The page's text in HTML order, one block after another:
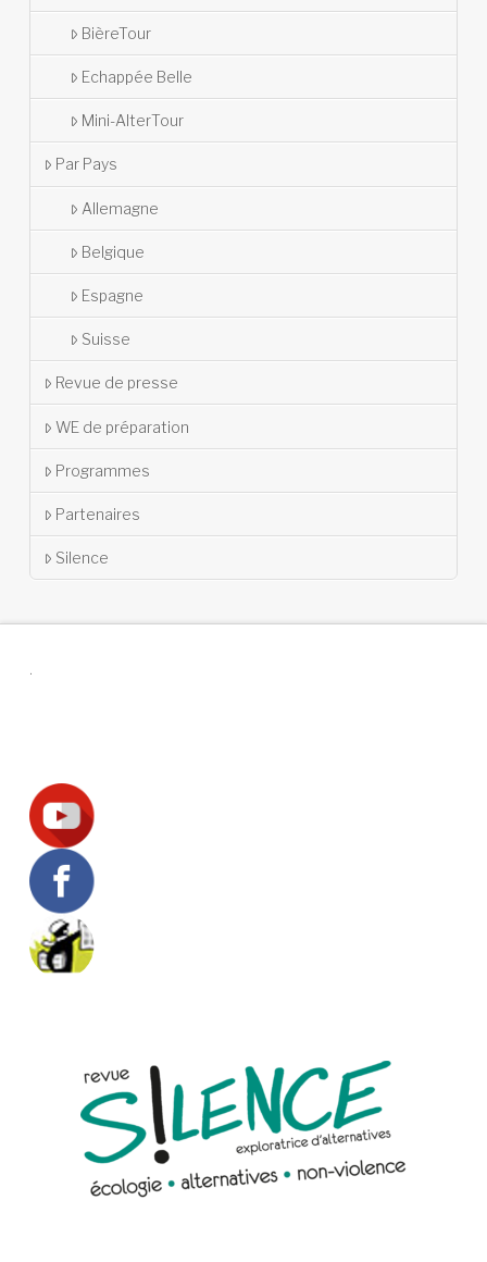
BièreTour
Echappée Belle
Mini-AlterTour
Par Pays
Allemagne
Belgique
Espagne
Suisse
Revue de presse
WE de préparation
Programmes
Partenaires
Silence